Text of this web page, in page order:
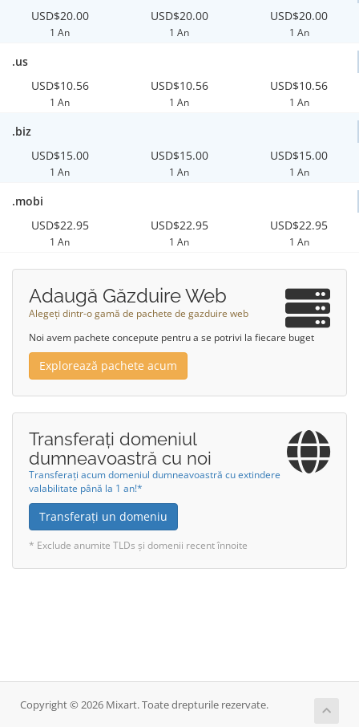
USD$20.00
1 An
USD$20.00
1 An
USD$20.00
1 An
.us
USD$10.56
1 An
USD$10.56
1 An
USD$10.56
1 An
.biz
USD$15.00
1 An
USD$15.00
1 An
USD$15.00
1 An
.mobi
USD$22.95
1 An
USD$22.95
1 An
USD$22.95
1 An
Adaugă Găzduire Web
Alegeți dintr-o gamă de pachete de gazduire web
Noi avem pachete concepute pentru a se potrivi la fiecare buget
Explorează pachete acum
Transferați domeniul
dumneavoastră cu noi
Transferați acum domeniul dumneavoastră cu extindere
valabilitate până la 1 an!*
Transferați un domeniu
* Exclude anumite TLDs și domenii recent înnoite
Copyright © 2026 Mixart. Toate drepturile rezervate.